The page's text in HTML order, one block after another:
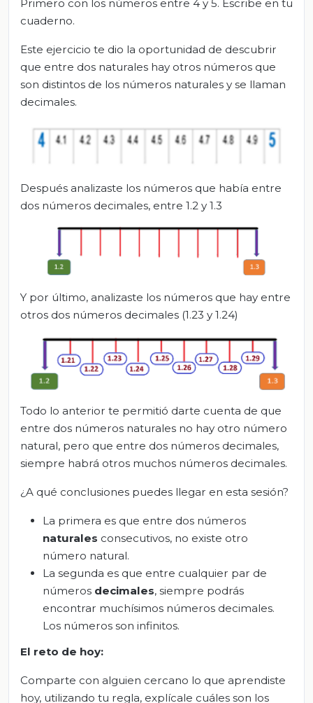
Primero con los números entre 4 y 5. Escribe en tu
cuaderno.
Este ejercicio te dio la oportunidad de descubrir
que entre dos naturales hay otros números que
son distintos de los números naturales y se llaman
decimales.
Después analizaste los números que había entre
dos números decimales, entre 1.2 y 1.3
Y por último, analizaste los números que hay entre
otros dos números decimales (1.23 y 1.24)
Todo lo anterior te permitió darte cuenta de que
entre dos números naturales no hay otro número
natural, pero que entre dos números decimales,
siempre habrá otros muchos números decimales.
¿A qué conclusiones puedes llegar en esta sesión?
La primera es que entre dos números
naturales consecutivos, no existe otro
número natural.
La segunda es que entre cualquier par de
números decimales, siempre podrás
encontrar muchísimos números decimales.
Los números son infinitos.
El reto de hoy:
Comparte con alguien cercano lo que aprendiste
hoy, utilizando tu regla, explícale cuáles son los